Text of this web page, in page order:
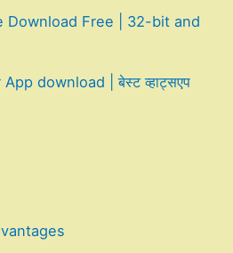
Download Free | 32-bit and
download | बेस्ट व्हाट्सएप